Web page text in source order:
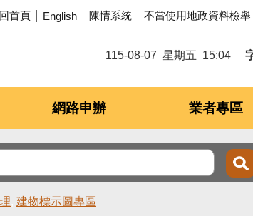
回首頁 English 陳情系統 不當使用地政資料檢舉
115-08-07 星期五 15:04
網路申辦 業者專區
建物標示圖專區